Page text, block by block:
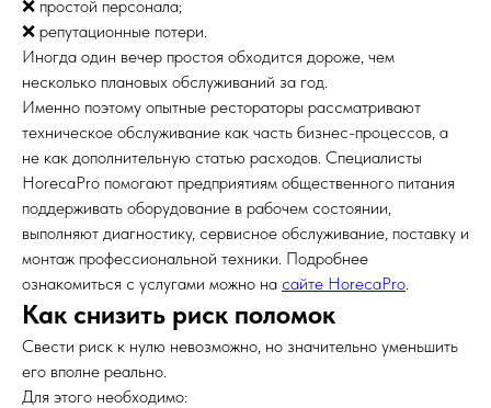
❌ простой персонала;
❌ репутационные потери.
Иногда один вечер простоя обходится дороже, чем
несколько плановых обслуживаний за год.
Именно поэтому опытные рестораторы рассматривают
техническое обслуживание как часть бизнес-процессов, а
не как дополнительную статью расходов. Специалисты
HorecaPro помогают предприятиям общественного питания
поддерживать оборудование в рабочем состоянии,
выполняют диагностику, сервисное обслуживание, поставку и
монтаж профессиональной техники. Подробнее
ознакомиться с услугами можно на сайте HorecaPro.
Как снизить риск поломок
Свести риск к нулю невозможно, но значительно уменьшить
его вполне реально.
Для этого необходимо: